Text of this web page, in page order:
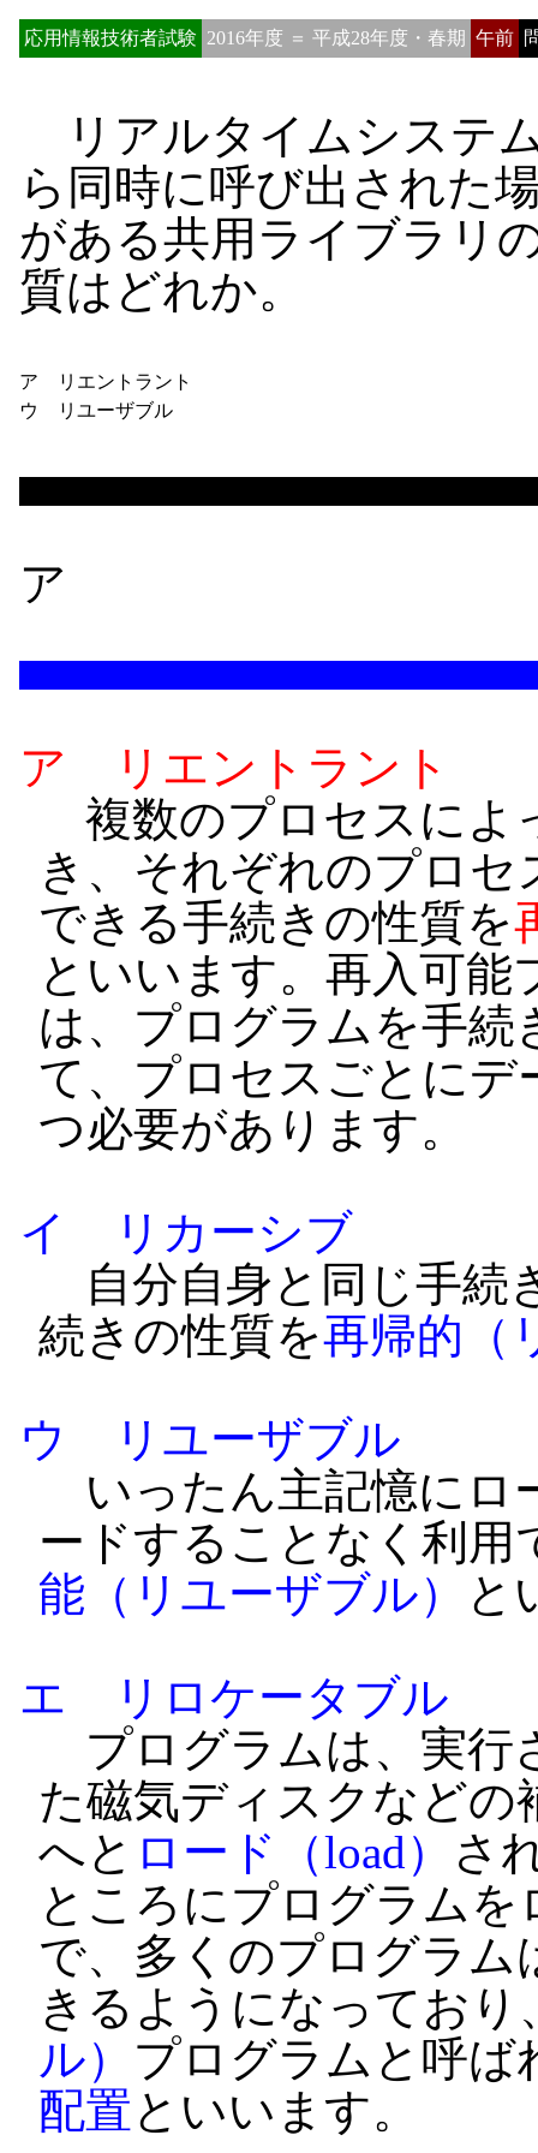
応用情報技術者試験 2016年度 ＝ 平成28年度・春期 午前
リアルタイムシステ
ら同時に呼び出された
がある共用ライブラリ
質はどれか。
ア リエントラント
ウ リユーザブル
ア
ア リエントラント
複数のプロセスによ
き、それぞれのプロ
できる手続きの性質を
といいます。再入可
は、プログラムを手続
て、プロセスごとに
つ必要があります。
イ リカーシブ
自分自身と同じ手続
続きの性質を再帰的（
ウ リユーザブル
いったん主記憶にロ
ードすることなく利
能（リユーザブル）
と
エ リロケータブル
プログラムは、実行
た磁気ディスクなどの
へと ロード（load）
さ
ところにプログラム
で、多くのプログラム
きるようになっており
ル） プログラムと呼ば
配置といいます。